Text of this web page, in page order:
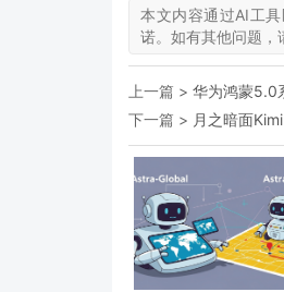
本文内容通过AI工
诺。如有其他问题，
上一篇 > 华为鸿蒙5.0
下一篇 > 月之暗面